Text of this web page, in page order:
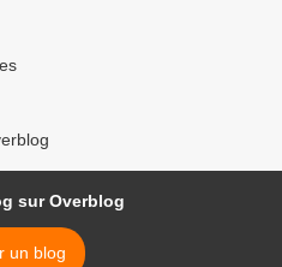
sur Overblog
un blog